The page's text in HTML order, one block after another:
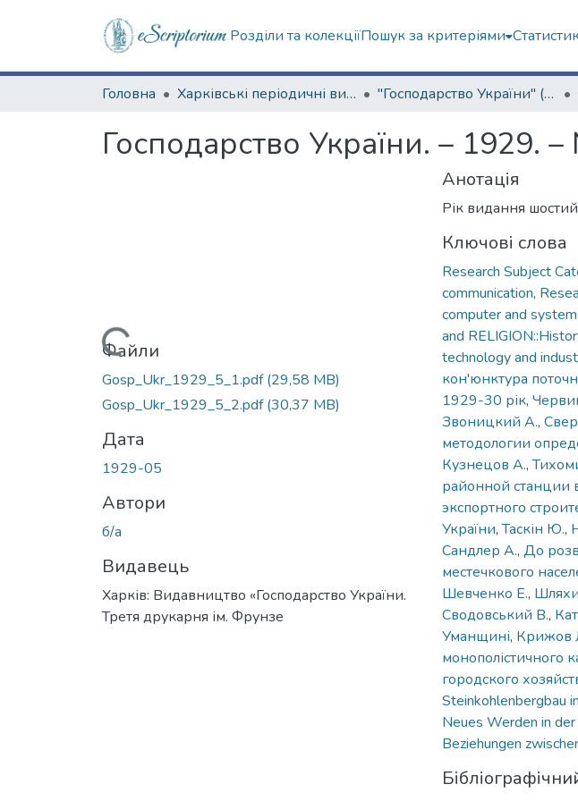
Розділи та колекціїПошук за критеріями
Головна Харківські періодичні видання "Господарство України" (1929 р.)
Господарство України. – 1929.
Вантажиться...
Файли
Gosp_Ukr_1929_5_1.pdf(29,58 MB)
Gosp_Ukr_1929_5_2.pdf(30,37 MB)
Дата
1929-05
Автори
б/а
Видавець
Харків: Видавництво «Господарство України.
Третя друкарня ім. Фрунзе
Анотація
Рік видання
Ключові слова
Research Subject
communication,
computer and
and
technology and
кон'юнктура
1929-30 рік,
Звоницкий А.,
методологии
Кузнецов А.,
районной станции
экспортного
України,Таскін Ю.,
Сандлер А., До
местечкового
Шевченко Е.,
Сводовський В.,
Уманщині, Крижов
монополістичного
городского
Steinkohlenbergbau
Neues Werden in
Beziehungеn